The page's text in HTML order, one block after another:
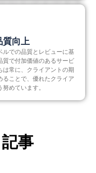
質向上
ルでの品質とレビューに基
質で付加価値のあるサービ
は常に、クライアントの期
ることで、優れたクライア
めています。
事